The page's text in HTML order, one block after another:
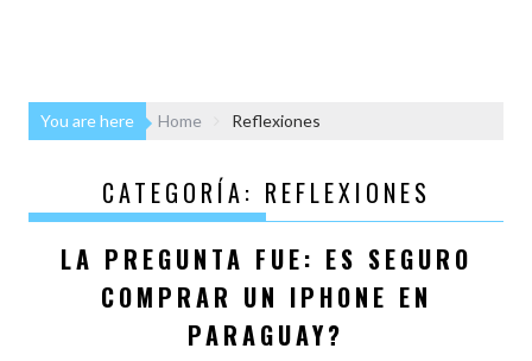
You are here Home Reflexiones
CATEGORÍA: REFLEXIONES
LA PREGUNTA FUE: ES SEGURO
COMPRAR UN IPHONE EN
PARAGUAY?